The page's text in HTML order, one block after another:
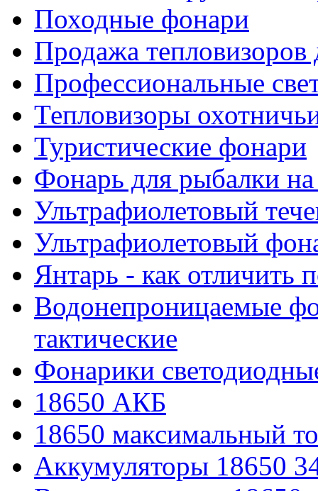
Походные фонари
Продажа тепловизоров
Профессиональные
Тепловизоры
Туристические фонари
Фонарь для рыбалки на
Ультрафиолетовый
Ультрафиолетовый
Янтарь - как отличить
Водонепроницаемые
тактические
Фонарики
18650 АКБ
18650 максимальный
Аккумуляторы 18650